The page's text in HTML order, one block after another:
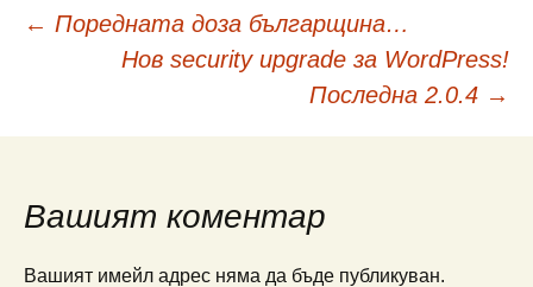
Навигация
в
публикациите
← Поредната доза българщина…
Нов security upgrade за WordPress!
Последна 2.0.4 →
Вашият коментар
Вашият имейл адрес няма да бъде публикуван.